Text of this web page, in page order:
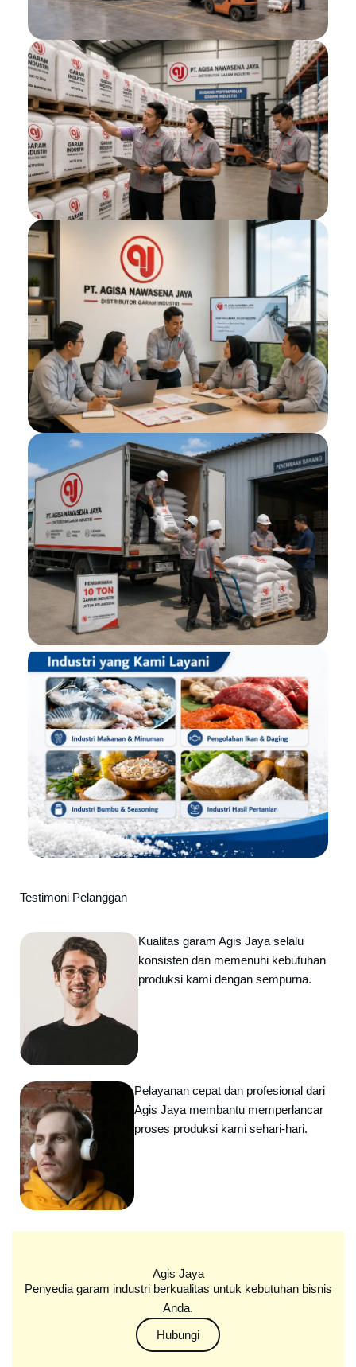
Testimoni Pelanggan
Kualitas garam Agis Jaya selalu
konsisten dan memenuhi kebutuhan
produksi kami dengan sempurna.
Pelayanan cepat dan profesional dari
Agis Jaya membantu memperlancar
proses produksi kami sehari-hari.
Agis Jaya
Penyedia garam industri berkualitas untuk kebutuhan bisnis
Anda.
Hubungi